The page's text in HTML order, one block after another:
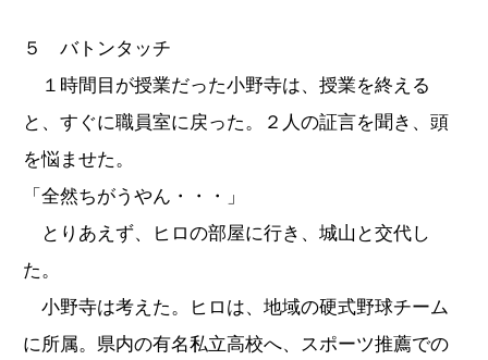
５ バトンタッチ
１時間目が授業だった小野寺は、授業を終える
と、すぐに職員室に戻った。２人の証言を聞き、頭
を悩ませた。
「全然ちがうやん・・・」
とりあえず、ヒロの部屋に行き、城山と交代し
た。
小野寺は考えた。ヒロは、地域の硬式野球チーム
に所属。県内の有名私立高校へ、スポーツ推薦での